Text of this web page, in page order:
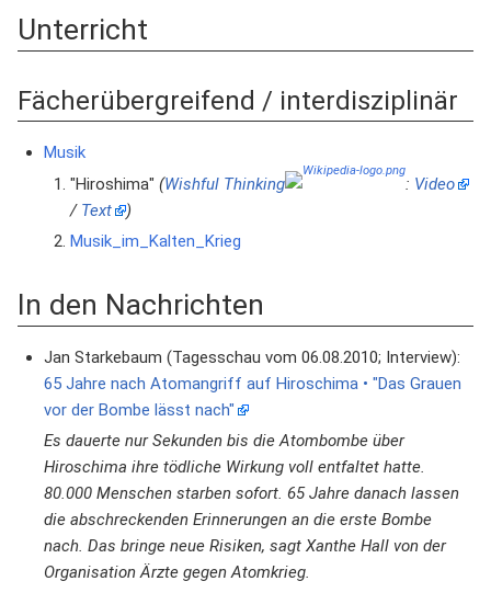
Unterricht
Fächerübergreifend / interdisziplinär
Musik
"Hiroshima" (Wishful Thinking : Video
/ Text
)
Musik_im_Kalten_Krieg
In den Nachrichten
Jan Starkebaum (Tagesschau vom 06.08.2010; Interview):
65 Jahre nach Atomangriff auf Hiroschima • "Das Grauen
vor der Bombe lässt nach"
Es dauerte nur Sekunden bis die Atombombe über
Hiroschima ihre tödliche Wirkung voll entfaltet hatte.
80.000 Menschen starben sofort. 65 Jahre danach lassen
die abschreckenden Erinnerungen an die erste Bombe
nach. Das bringe neue Risiken, sagt Xanthe Hall von der
Organisation Ärzte gegen Atomkrieg.